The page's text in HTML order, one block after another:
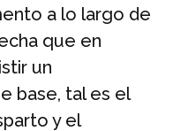
a lo largo de
que en
un
base, tal es el
y el